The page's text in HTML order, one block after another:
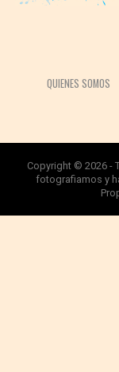
QUIENES SOMOS
Copyright © 2026 -
fotografiamos y